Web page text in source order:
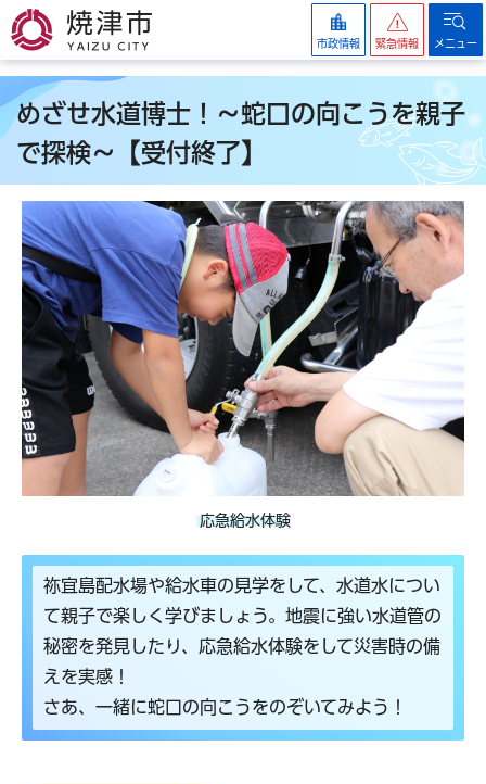
焼津市
市政情報 緊急情報 メニュー
めざせ水道博士！～蛇口の向こうを親子
で探検～【受付終了】
応急給水体験
祢宜島配水場や給水車の見学をして、水道水につい
て親子で楽しく学びましょう。地震に強い水道管の
秘密を発見したり、応急給水体験をして災害時の備
えを実感！
さあ、一緒に蛇口の向こうをのぞいてみよう！